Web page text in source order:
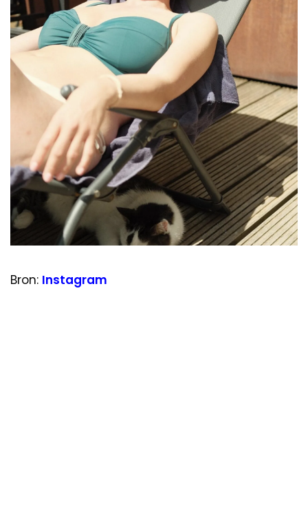
Bron: Instagram